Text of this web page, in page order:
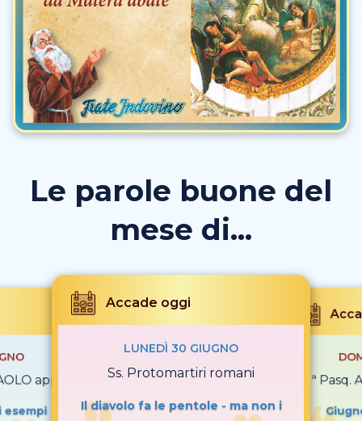
Le parole buone del
mese di...
app.
esempi
Accade oggi
LUNEDÌ 30 GIUGNO
Ss. Protomartiri romani
Il diavolo fa le pentole - ma non i
7ª Pasq.